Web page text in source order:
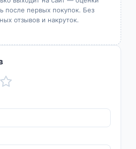
после первых покупок. Без
отзывов и накруток.